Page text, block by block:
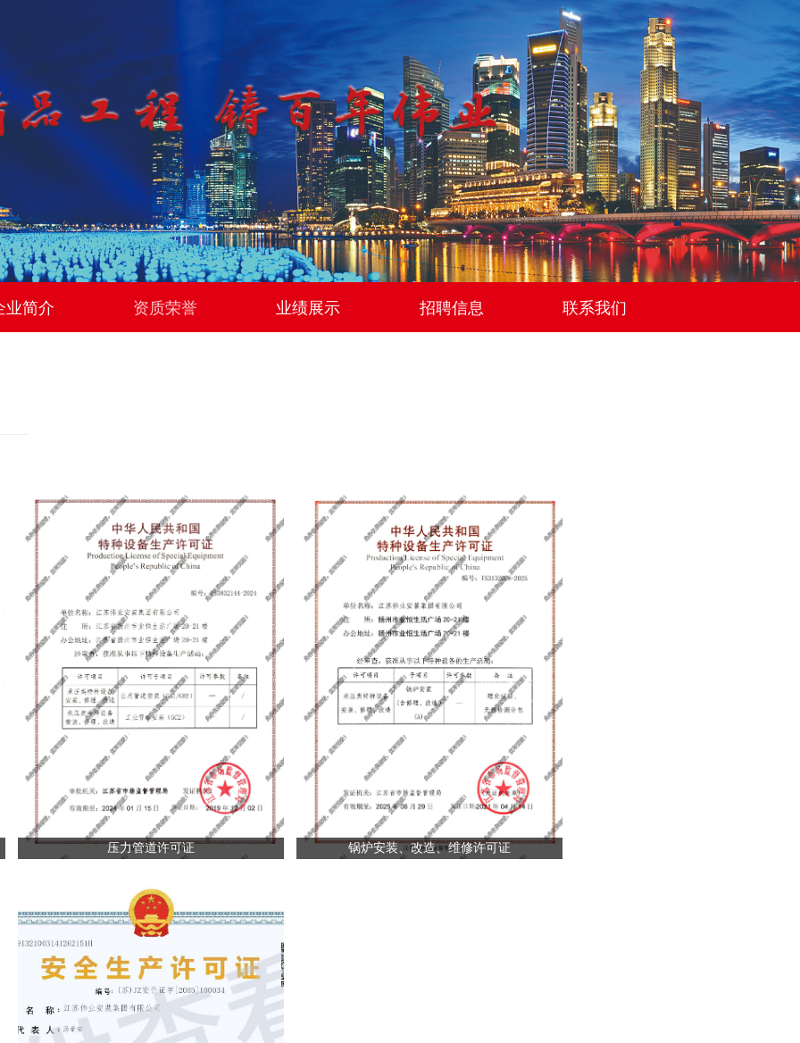
业简介 资质荣誉 业绩展示 招聘信息 联系我们
压力管道许可证 锅炉安装、改造、维修许可证